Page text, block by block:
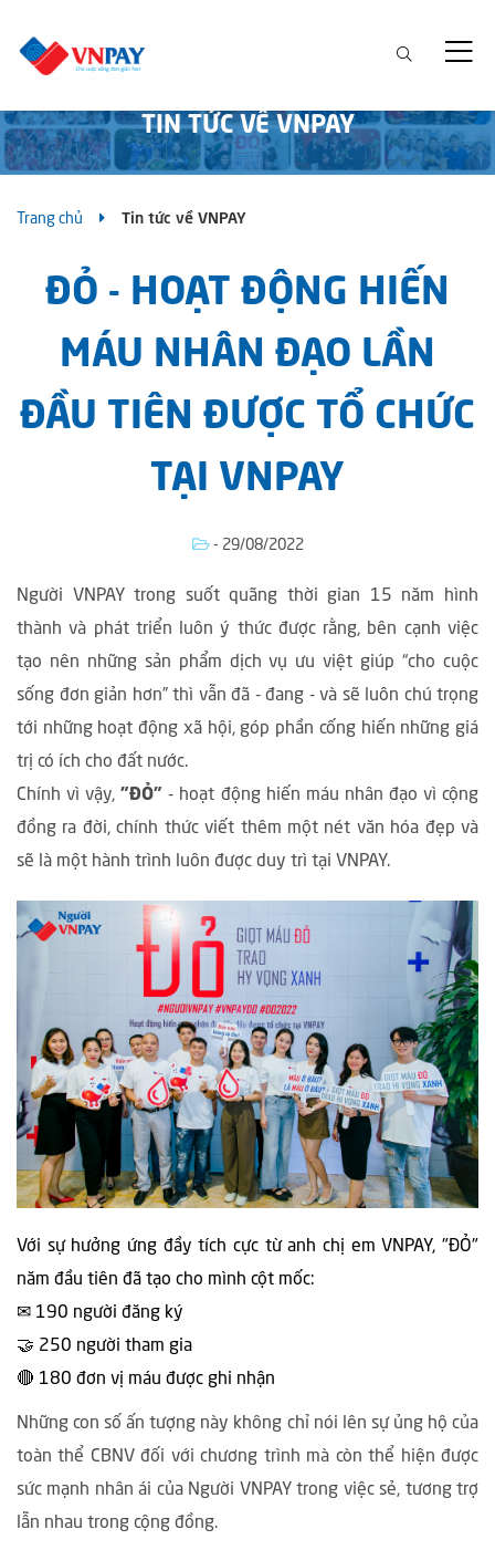
TIN TỨC VỀ VNPAY
Trang chủ Tin tức về VNPAY
ĐỎ - HOẠT ĐỘNG HIẾN
MÁU NHÂN ĐẠO LẦN
ĐẦU TIÊN ĐƯỢC TỔ CHỨC
TẠI VNPAY
- 29/08/2022
Người VNPAY trong suốt quãng thời gian 15 năm hình
thành và phát triển luôn ý thức được rằng, bên cạnh việc
tạo nên những sản phẩm dịch vụ ưu việt giúp “cho cuộc
sống đơn giản hơn” thì vẫn đã - đang - và sẽ luôn chú trọng
tới những hoạt động xã hội, góp phần cống hiến những giá
trị có ích cho đất nước.
Chính vì vậy,"ĐỎ" - hoạt động hiến máu nhân đạo vì cộng
đồng ra đời, chính thức viết thêm một nét văn hóa đẹp và
sẽ là một hành trình luôn được duy trì tại VNPAY.
Với sự hưởng ứng đầy tích cực từ anh chị em VNPAY, "ĐỎ"
năm đầu tiên đã tạo cho mình cột mốc:
✉ 190 người đăng ký
🤝 250 người tham gia
🔴 180 đơn vị máu được ghi nhận
Những con số ấn tượng này không chỉ nói lên sự ủng hộ của
toàn thể CBNV đối với chương trình mà còn thể hiện được
sức mạnh nhân ái của Người VNPAY trong việc sẻ, tương trợ
lẫn nhau trong cộng đồng.